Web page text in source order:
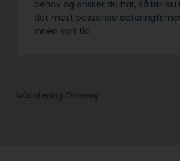
behov og ønsker du har, så blir
det mest passende
innen kort tid.